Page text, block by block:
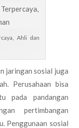
Ahli dan
jaringan sosial juga
Perusahaan bisa
pada pandangan
pertimbangan
Penggunaan sosial